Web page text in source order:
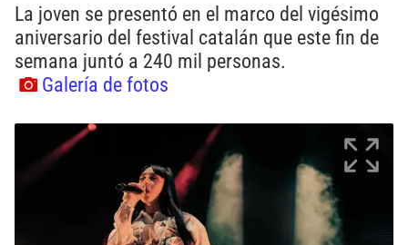
La joven se presentó en el marco del vigésimo
aniversario del festival catalán que este fin de
semana juntó a 240 mil personas.
Galería de fotos